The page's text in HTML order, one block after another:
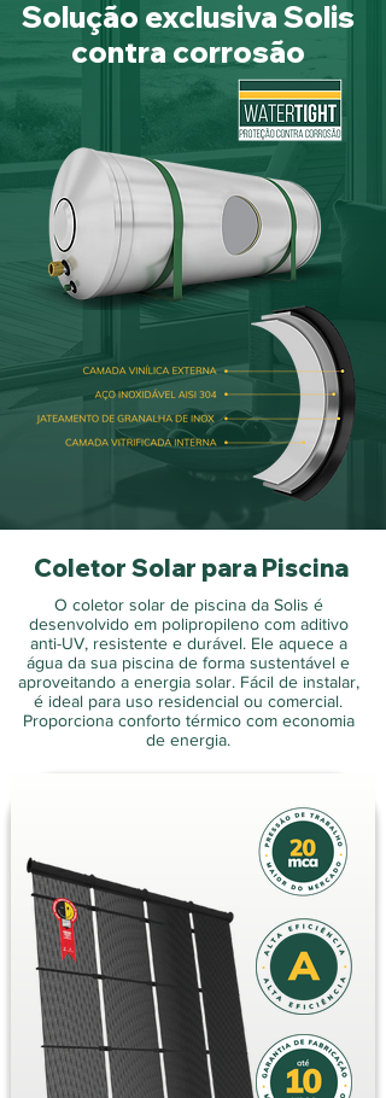
Solução exclusiva Solis
contra corrosão
Coletor Solar para Piscina
O coletor solar de piscina da Solis é
desenvolvido em polipropileno com aditivo
anti-UV, resistente e durável. Ele aquece a
água da sua piscina de forma sustentável e
aproveitando a energia solar. Fácil de instalar,
é ideal para uso residencial ou comercial.
Proporciona conforto térmico com economia
de energia.